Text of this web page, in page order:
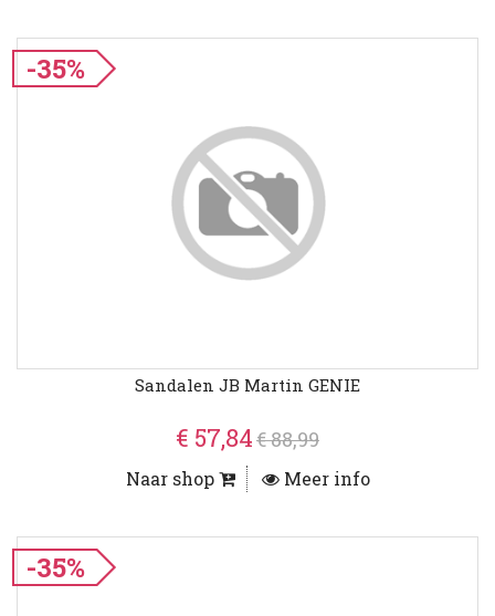
-35%
Sandalen JB Martin GENIE
€ 57,84€ 88,99
Naar shop Meer info
-35%